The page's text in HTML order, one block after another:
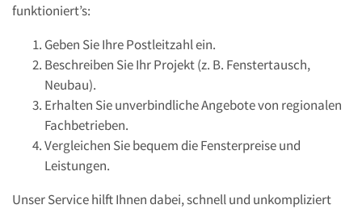
funktioniert’s:
Geben Sie Ihre Postleitzahl ein.
Beschreiben Sie Ihr Projekt (z. B. Fenstertausch,
Neubau).
Erhalten Sie unverbindliche Angebote von regionalen
Fachbetrieben.
Vergleichen Sie bequem die Fensterpreise und
Leistungen.
Unser Service hilft Ihnen dabei, schnell und unkompliziert